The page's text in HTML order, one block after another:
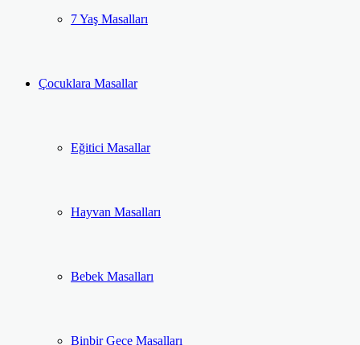
7 Yaş Masalları
Çocuklara Masallar
Eğitici Masallar
Hayvan Masalları
Bebek Masalları
Binbir Gece Masalları